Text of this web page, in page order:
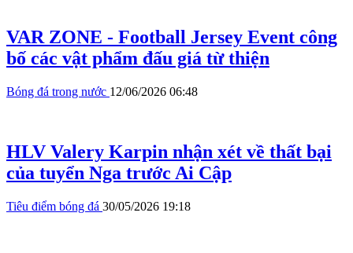
VAR ZONE - Football Jersey Event công
bố các vật phẩm đấu giá từ thiện
Bóng đá trong nước 12/06/2026 06:48
HLV Valery Karpin nhận xét về thất bại
của tuyển Nga trước Ai Cập
Tiêu điểm bóng đá 30/05/2026 19:18